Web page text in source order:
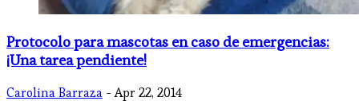
Protocolo para mascotas en caso de emergencias:
¡Una tarea pendiente!
Carolina Barraza - Apr 22, 2014